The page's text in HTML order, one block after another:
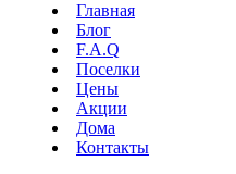
Главная
Блог
F.A.Q
Поселки
Цены
Акции
Дома
Контакты